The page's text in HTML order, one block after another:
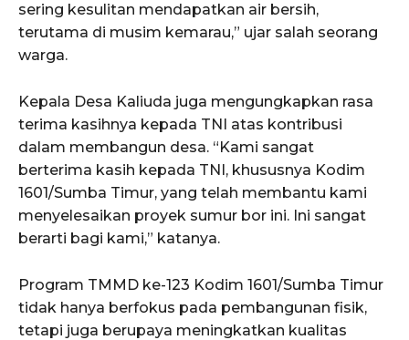
sering kesulitan mendapatkan air bersih,
terutama di musim kemarau,” ujar salah seorang
warga.
Kepala Desa Kaliuda juga mengungkapkan rasa
terima kasihnya kepada TNI atas kontribusi
dalam membangun desa. “Kami sangat
berterima kasih kepada TNI, khususnya Kodim
1601/Sumba Timur, yang telah membantu kami
menyelesaikan proyek sumur bor ini. Ini sangat
berarti bagi kami,” katanya.
Program TMMD ke-123 Kodim 1601/Sumba Timur
tidak hanya berfokus pada pembangunan fisik,
tetapi juga berupaya meningkatkan kualitas